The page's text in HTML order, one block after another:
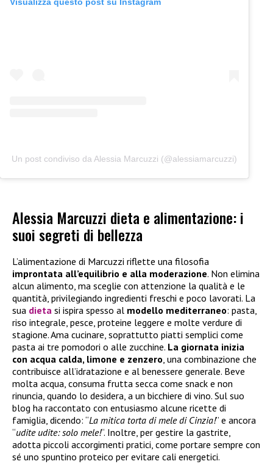
Visualizza questo post su Instagram
Un post condiviso da Alessia Marcuzzi (@alessiamarcuzzi)
Alessia Marcuzzi dieta e alimentazione: i
suoi segreti di bellezza
L’alimentazione di Marcuzzi riflette una filosofia
improntata all’equilibrio e alla moderazione. Non elimina
alcun alimento, ma sceglie con attenzione la qualità e le
quantità, privilegiando ingredienti freschi e poco lavorati. La
sua dieta si ispira spesso al modello mediterraneo: pasta,
riso integrale, pesce, proteine leggere e molte verdure di
stagione. Ama cucinare, soprattutto piatti semplici come
pasta ai tre pomodori o alle zucchine. La giornata inizia
con acqua calda, limone e zenzero, una combinazione che
contribuisce all’idratazione e al benessere generale. Beve
molta acqua, consuma frutta secca come snack e non
rinuncia, quando lo desidera, a un bicchiere di vino. Sul suo
blog ha raccontato con entusiasmo alcune ricette di
famiglia, dicendo: “La mitica torta di mele di Cinzia!” e ancora
“udite udite: solo mele!“. Inoltre, per gestire la gastrite,
adotta piccoli accorgimenti pratici, come portare sempre con
sé uno spuntino proteico per evitare cali energetici.